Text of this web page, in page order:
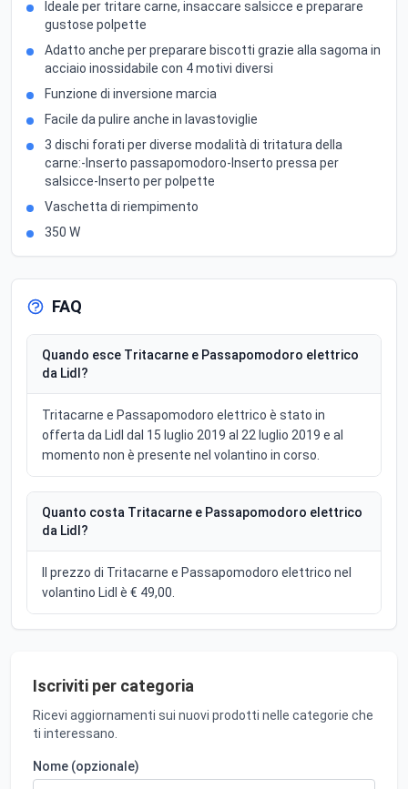
Ideale per tritare carne, insaccare salsicce e preparare
gustose polpette
Adatto anche per preparare biscotti grazie alla sagoma in
acciaio inossidabile con 4 motivi diversi
Funzione di inversione marcia
Facile da pulire anche in lavastoviglie
3 dischi forati per diverse modalità di tritatura della
carne:-Inserto passapomodoro-Inserto pressa per
salsicce-Inserto per polpette
Vaschetta di riempimento
350 W
FAQ
Quando esce Tritacarne e Passapomodoro elettrico
da Lidl?
Tritacarne e Passapomodoro elettrico è stato in
offerta da Lidl dal 15 luglio 2019 al 22 luglio 2019 e al
momento non è presente nel volantino in corso.
Quanto costa Tritacarne e Passapomodoro elettrico
da Lidl?
Il prezzo di Tritacarne e Passapomodoro elettrico nel
volantino Lidl è € 49,00.
Iscriviti per categoria
Ricevi aggiornamenti sui nuovi prodotti nelle categorie che
ti interessano.
Nome (opzionale)